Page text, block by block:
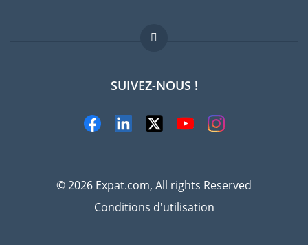
Offres d'emploi
FAQ
Experts
SUIVEZ-NOUS !
© 2026 Expat.com, All rights Reserved
Conditions d'utilisation